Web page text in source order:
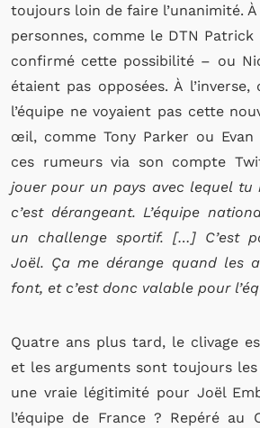
toujours loin de faire l’unanimité. À
personnes, comme le DTN
confirmé cette possibilité – ou
étaient pas opposées. À l’inverse,
l’équipe ne voyaient pas cette
œil, comme Tony Parker ou Evan
ces rumeurs via son compte
jouer pour un pays avec lequel tu
c’est dérangeant. L’équipe
un challenge sportif. […] C’est
Joël. Ça me dérange quand les
font, et c’est donc valable pour
Quatre ans plus tard, le clivage
et les arguments sont toujours
une vraie légitimité pour Joël
l’équipe de France ? Repéré au